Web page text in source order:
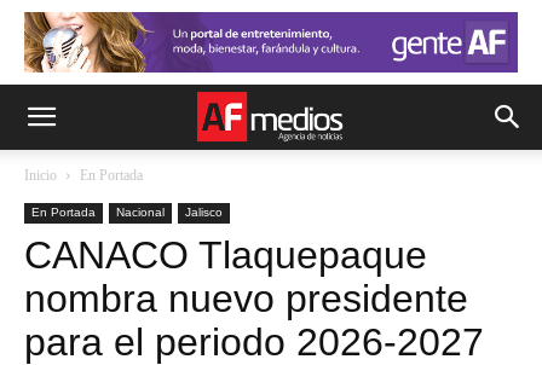
Inicio En Portada
En Portada Nacional Jalisco
CANACO Tlaquepaque
nombra nuevo presidente
para el periodo 2026-2027